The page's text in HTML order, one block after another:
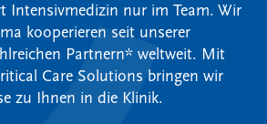
Intensivmedizin nur im Team. Wir
kooperieren seit unserer
Partnern* weltweit. Mit
Care Solutions bringen wir
zu Ihnen in die Klinik.